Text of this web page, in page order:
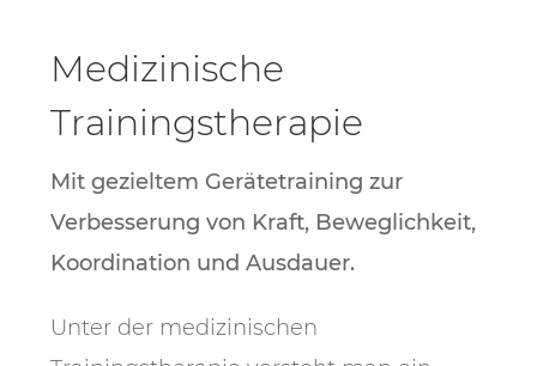
Medizinische
Trainingstherapie
Mit gezieltem Gerätetraining zur
Verbesserung von Kraft, Beweglichkeit,
Koordination und Ausdauer.
Unter der medizinischen